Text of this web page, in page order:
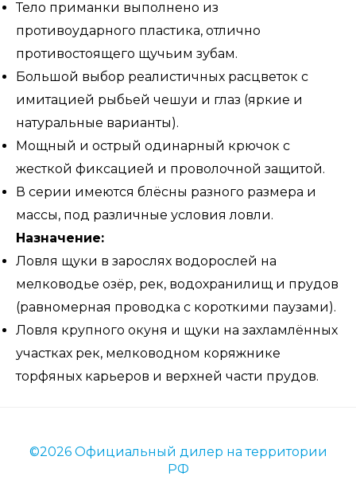
Тело приманки выполнено из
противоударного пластика, отлично
противостоящего щучьим зубам.
Большой выбор реалистичных расцветок с
имитацией рыбьей чешуи и глаз (яркие и
натуральные варианты).
Мощный и острый одинарный крючок с
жесткой фиксацией и проволочной защитой.
В серии имеются блёсны разного размера и
массы, под различные условия ловли.
Назначение:
Ловля щуки в зарослях водорослей на
мелководье озёр, рек, водохранилищ и прудов
(равномерная проводка с короткими паузами).
Ловля крупного окуня и щуки на захламлённых
участках рек, мелководном коряжнике
торфяных карьеров и верхней части прудов.
©2026 Официальный дилер на территории
РФ